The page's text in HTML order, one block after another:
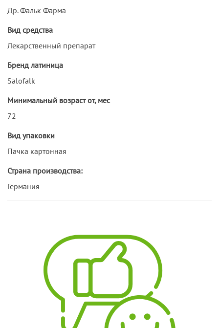
Др. Фальк Фарма
Вид средства
Лекарственный препарат
Бренд латиница
Salofalk
Минимальный возраст от, мес
72
Вид упаковки
Пачка картонная
Страна производства:
Германия